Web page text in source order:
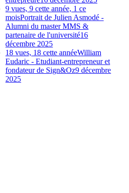
9 vues, 9 cette année, 1 ce
moisPortrait de Julien Asmodé -
Alumni du master MMS &
partenaire de l'université16
décembre 2025
18 vues, 18 cette annéeWilliam
Eudaric - Etudiant-entrepreneur et
fondateur de Sign&Oz9 décembre
2025